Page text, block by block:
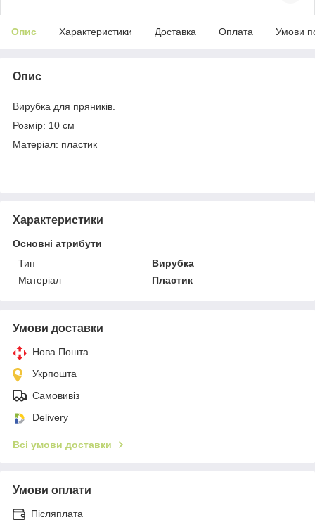
Опис Характеристики Доставка Оплата Умови
Опис
Вирубка для пряників.
Розмір: 10 см
Матеріал: пластик
Характеристики
Основні атрибути
Тип
Вирубка
Матеріал
Пластик
Умови доставки
Нова Пошта
Укрпошта
Самовивіз
Delivery
Всі умови доставки
Умови оплати
Післяплата